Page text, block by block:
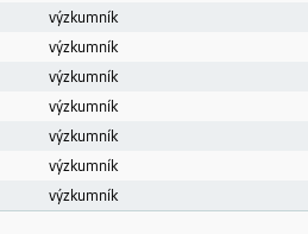
výzkumník
výzkumník
výzkumník
výzkumník
výzkumník
výzkumník
výzkumník